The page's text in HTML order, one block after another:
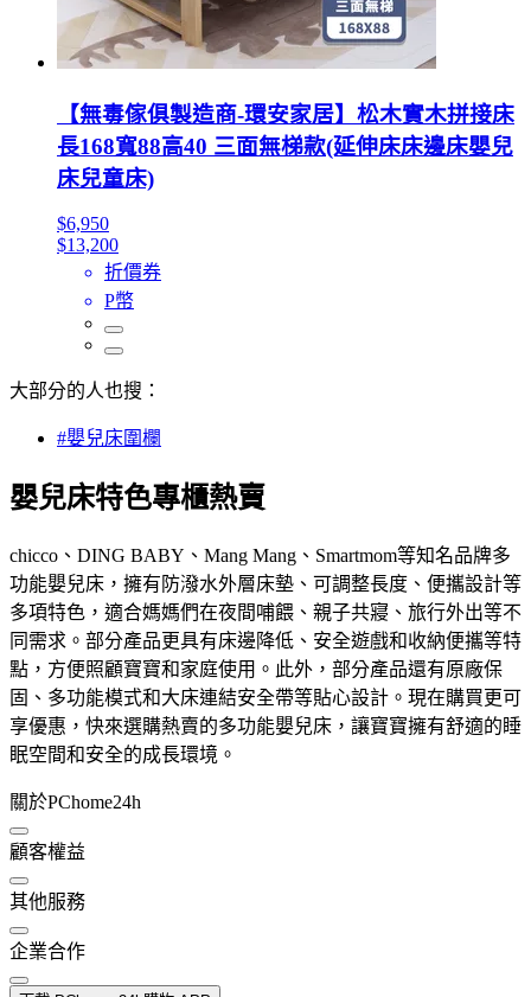
【無毒傢俱製造商-環安家居】松木實木拼接床
長168寬88高40 三面無梯款(延伸床床邊床嬰兒
床兒童床)
$6,950
$13,200
折價券
P幣
大部分的人也搜：
#嬰兒床圍欄
嬰兒床特色專櫃熱賣
chicco、DING BABY、Mang Mang、Smartmom等知名品牌多
功能嬰兒床，擁有防潑水外層床墊、可調整長度、便攜設計等
多項特色，適合媽媽們在夜間哺餵、親子共寢、旅行外出等不
同需求。部分產品更具有床邊降低、安全遊戲和收納便攜等特
點，方便照顧寶寶和家庭使用。此外，部分產品還有原廠保
固、多功能模式和大床連結安全帶等貼心設計。現在購買更可
享優惠，快來選購熱賣的多功能嬰兒床，讓寶寶擁有舒適的睡
眠空間和安全的成長環境。
關於PChome24h
顧客權益
其他服務
企業合作